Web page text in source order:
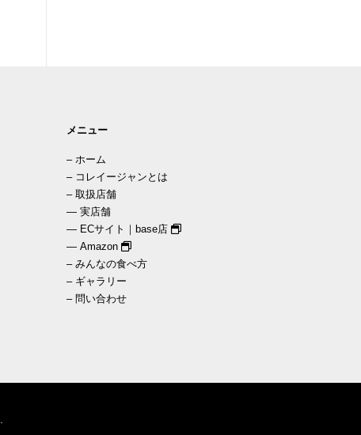
メニュー
– ホーム
– コレイージャンとは
– 取扱店舗
— 実店舗
— ECサイト｜base店
— Amazon
– みんなの食べ方
– ギャラリー
– 問い合わせ